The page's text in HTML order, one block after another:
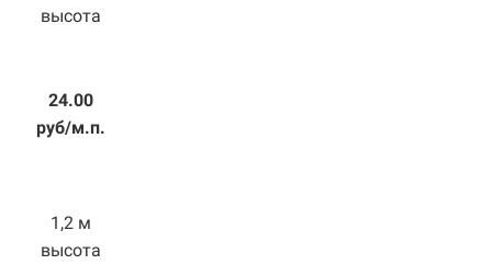
высота
24.00
руб/м.п.
1,2 м
высота